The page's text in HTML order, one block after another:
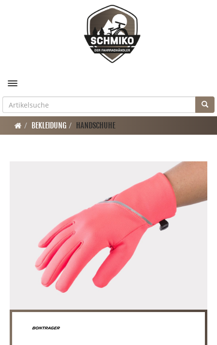
Toggle navigation
BEKLEIDUNG HANDSCHUHE